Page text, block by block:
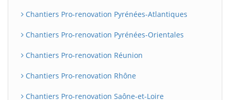
Chantiers Pro-renovation Pyrénées-Atlantiques
Chantiers Pro-renovation Pyrénées-Orientales
Chantiers Pro-renovation Réunion
Chantiers Pro-renovation Rhône
Chantiers Pro-renovation Saône-et-Loire